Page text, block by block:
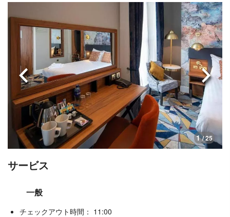
1 / 25
前へ 次へ
サービス
一般
チェックアウト時間： 11:00